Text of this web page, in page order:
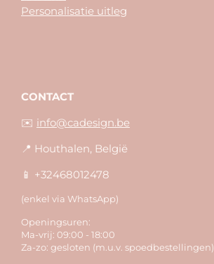
Personalisatie uitleg
CONTACT
✉️ info@cadesign.be
📍 Houthalen, België
📱 +32468012478
(enkel via WhatsApp)
Openingsuren:
Ma-vrij: 09:00 - 18:00
Za-zo: gesloten (m.u.v. spoedbestellingen)